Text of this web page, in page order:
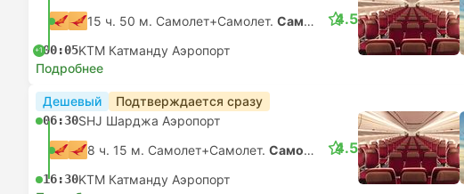
15 ч. 50 м. Самолет+Самолет. Самостоятельная пересадка
+100:05KTM Катманду Аэропорт
4.5
Подробнее
Дешевый Подтверждается сразу
06:30SHJ Шарджа Аэропорт
8 ч. 15 м. Самолет+Самолет. Самостоятельная пересадка
16:30KTM Катманду Аэропорт
4.5